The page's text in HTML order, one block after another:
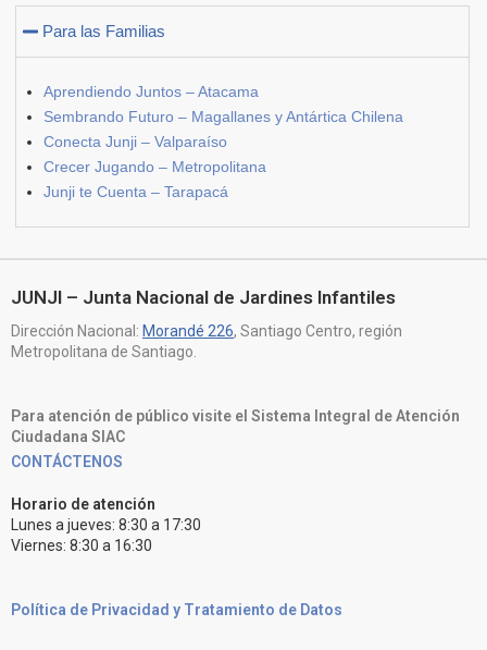
Para las Familias
Aprendiendo Juntos – Atacama
Sembrando Futuro – Magallanes y Antártica Chilena
Conecta Junji – Valparaíso
Crecer Jugando – Metropolitana
Junji te Cuenta – Tarapacá
JUNJI – Junta Nacional de Jardines Infantiles
Dirección Nacional: Morandé 226, Santiago Centro, región
Metropolitana de Santiago.
Para atención de público visite el Sistema Integral de Atención
Ciudadana SIAC
CONTÁCTENOS
Horario de atención
Lunes a jueves: 8:30 a 17:30
Viernes: 8:30 a 16:30
Política de Privacidad y Tratamiento de Datos